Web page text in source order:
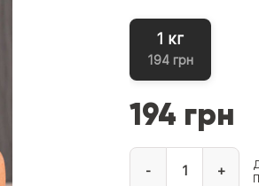
1 кг
194 грн
194 грн
- +